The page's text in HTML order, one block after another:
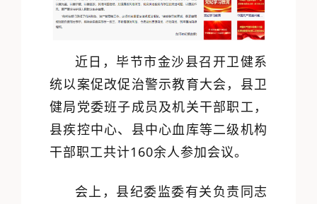
近日，毕节市金沙县召开卫健系
统以案促改促治警示教育大会，县卫
健局党委班子成员及机关干部职工，
县疾控中心、县中心血库等二级机构
干部职工共计160余人参加会议。
会上，县纪委监委有关负责同志